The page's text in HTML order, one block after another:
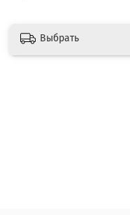
Выбрать